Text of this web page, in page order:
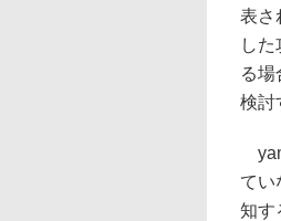
表さ
し
る
検討
てい
知す